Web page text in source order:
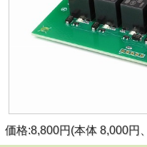
価格:8,800円(本体 8,000円